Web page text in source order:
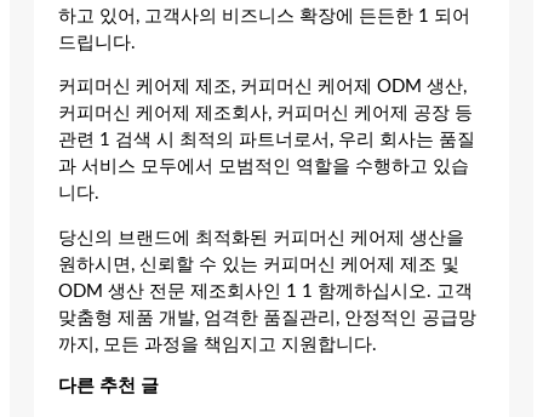
하고 있어, 고객사의 비즈니스 확장에 든든한 1 되어
드립니다.
커피머신 케어제 제조, 커피머신 케어제 ODM 생산,
커피머신 케어제 제조회사, 커피머신 케어제 공장 등
관련 1 검색 시 최적의 파트너로서, 우리 회사는 품질
과 서비스 모두에서 모범적인 역할을 수행하고 있습
니다.
당신의 브랜드에 최적화된 커피머신 케어제 생산을
원하시면, 신뢰할 수 있는 커피머신 케어제 제조 및
ODM 생산 전문 제조회사인 1 1 함께하십시오. 고객
맞춤형 제품 개발, 엄격한 품질관리, 안정적인 공급망
까지, 모든 과정을 책임지고 지원합니다.
다른 추천 글